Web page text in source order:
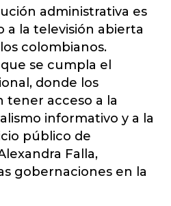
administrativa es
a la televisión abierta
colombianos.
se cumpla el
donde los
tener acceso a la
informativo y a la
público de
Falla,
gobernaciones en la